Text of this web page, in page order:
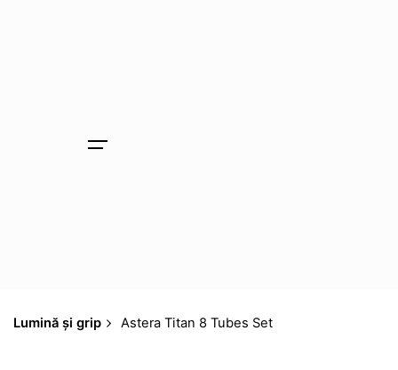
Lumină și grip Astera Titan 8 Tubes Set